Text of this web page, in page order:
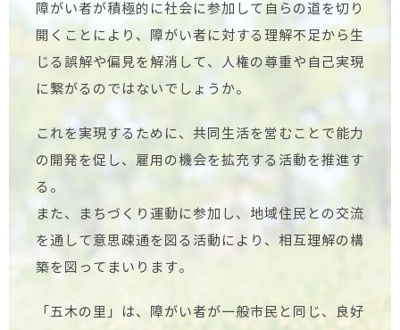
障がい者が積極的に社会に参加して自らの道を切り
開くことにより、障がい者に対する理解不足から生
じる誤解や偏見を解消して、人権の尊重や自己実現
に繋がるのではないでしょうか。
これを実現するために、共同生活を営むことで能力
の開発を促し、雇用の機会を拡充する活動を推進す
る。
また、まちづくり運動に参加し、地域住民との交流
を通して意思疎通を図る活動により、相互理解の構
築を図ってまいります。
「五木の里」は、障がい者が一般市民と同じ、良好